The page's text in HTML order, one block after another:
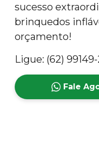
sucesso
brinquedos
orçamento!
Ligue: (62) 99149-
Fale